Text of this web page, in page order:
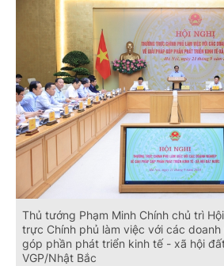
Thủ tướng Phạm Minh Chính chủ trì
trực Chính phủ làm việc với các
góp phần phát triển kinh tế - xã hội
VGP/Nhật Bắc